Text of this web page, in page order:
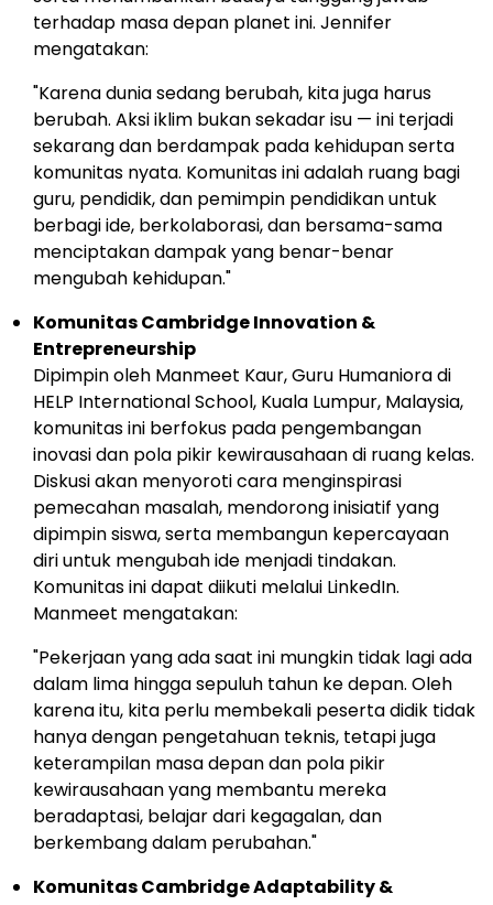
terhadap masa depan planet ini. Jennifer
mengatakan:
"Karena dunia sedang berubah, kita juga harus
berubah. Aksi iklim bukan sekadar isu — ini terjadi
sekarang dan berdampak pada kehidupan serta
komunitas nyata. Komunitas ini adalah ruang bagi
guru, pendidik, dan pemimpin pendidikan untuk
berbagi ide, berkolaborasi, dan bersama-sama
menciptakan dampak yang benar-benar
mengubah kehidupan."
Komunitas Cambridge Innovation &
Entrepreneurship
Dipimpin oleh Manmeet Kaur, Guru Humaniora di
HELP International School, Kuala Lumpur, Malaysia,
komunitas ini berfokus pada pengembangan
inovasi dan pola pikir kewirausahaan di ruang kelas.
Diskusi akan menyoroti cara menginspirasi
pemecahan masalah, mendorong inisiatif yang
dipimpin siswa, serta membangun kepercayaan
diri untuk mengubah ide menjadi tindakan.
Komunitas ini dapat diikuti melalui LinkedIn.
Manmeet mengatakan:
"Pekerjaan yang ada saat ini mungkin tidak lagi ada
dalam lima hingga sepuluh tahun ke depan. Oleh
karena itu, kita perlu membekali peserta didik tidak
hanya dengan pengetahuan teknis, tetapi juga
keterampilan masa depan dan pola pikir
kewirausahaan yang membantu mereka
beradaptasi, belajar dari kegagalan, dan
berkembang dalam perubahan."
Komunitas Cambridge Adaptability &